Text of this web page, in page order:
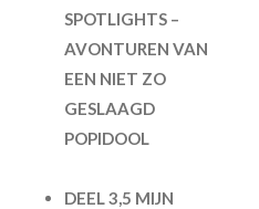
SPOTLIGHTS –
AVONTUREN VAN
EEN NIET ZO
GESLAAGD
POPIDOOL
DEEL 3,5 MIJN